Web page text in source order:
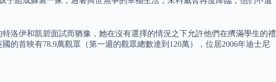
洛伊和凱碧面試而猶豫，她在沒有選擇的情況之下允許他們在擠滿學生的禮
的首映有78.9萬觀眾（第一週的觀眾總數達到120萬），位居2006年迪士尼